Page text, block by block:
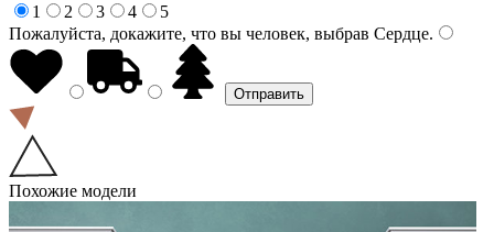
1
2 3 4
5
Пожалуйста, докажите, что вы человек, выбрав Сердце.
Похожие модели